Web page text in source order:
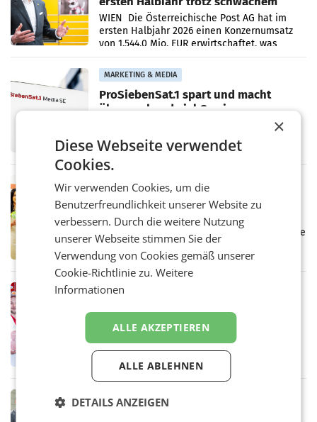
Briefgeschäft
WIEN Die Österreichische Post AG hat im
ersten Halbjahr 2026 einen Konzernumsatz
von 1.544,0 Mio. EUR erwirtschaftet, was
einem Plus von 3,8 Prozent gegenüber dem
Vergleichszeitraum
MARKETING & MEDIA
ProSiebenSat.1 spart und macht
überraschend viel Gewinn
UNTERFÖHRING/MAILAND/AMSTERDAM. Der
Frühjahr dank Kostensenkungen operativ
Markterwartung deutlich übertroffen.
RETAIL
Eine Bühne für Zirkularität: ARA und
Müller informieren am POS über
Kreislauffähigkeit
Über den gesamten August hinweg rücken die
Altstoff Recycling Austria AG (ARA) und der
Handelskonzern Müller die Initiative
„Kreislauf-Helden“ in allen österreichischen
RETAIL
Penny modernisiert zwei Filialen in
Ober- und Niederösterreich
WIENER NEUDORF. – Im Rahmen einer
laufenden Modernisierungsoffensive
erneuert Penny zwei Filialen in Nieder- und
Oberösterreich. Die beiden Standorte liegen
in Haag sowie im rund
×
Diese Webseite verwendet
Cookies.
Wir verwenden Cookies, um die
Benutzerfreundlichkeit unserer Website zu
verbessern. Durch die weitere Nutzung
unserer Webseite stimmen Sie der
Verwendung von Cookies gemäß unserer
Cookie-Richtlinie zu.Weitere
Informationen
ALLE AKZEPTIEREN
ALLE ABLEHNEN
DETAILS ANZEIGEN